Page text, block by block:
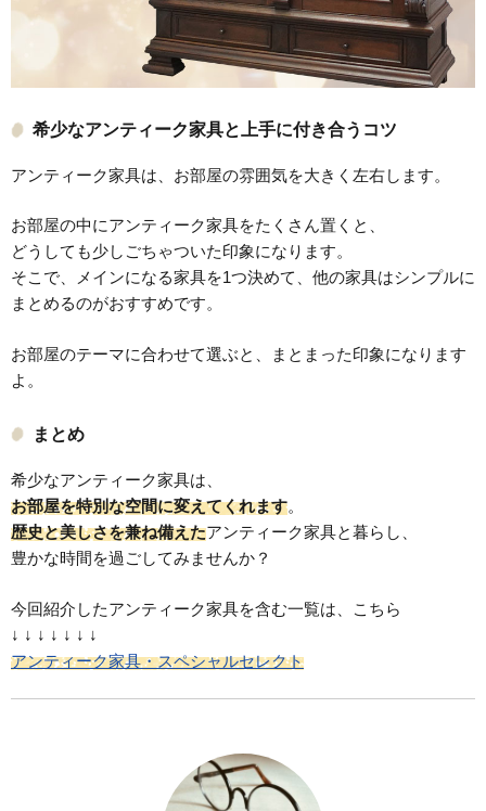
希少なアンティーク家具と上手に付き合うコツ
アンティーク家具は、お部屋の雰囲気を大きく左右します。
お部屋の中にアンティーク家具をたくさん置くと、
どうしても少しごちゃついた印象になります。
そこで、メインになる家具を1つ決めて、他の家具はシンプルに
まとめるのがおすすめです。
お部屋のテーマに合わせて選ぶと、まとまった印象になります
よ。
まとめ
希少なアンティーク家具は、
お部屋を特別な空間に変えてくれます。
歴史と美しさを兼ね備えたアンティーク家具と暮らし、
豊かな時間を過ごしてみませんか？
今回紹介したアンティーク家具を含む一覧は、こちら
↓ ↓ ↓ ↓ ↓ ↓ ↓
アンティーク家具・スペシャルセレクト